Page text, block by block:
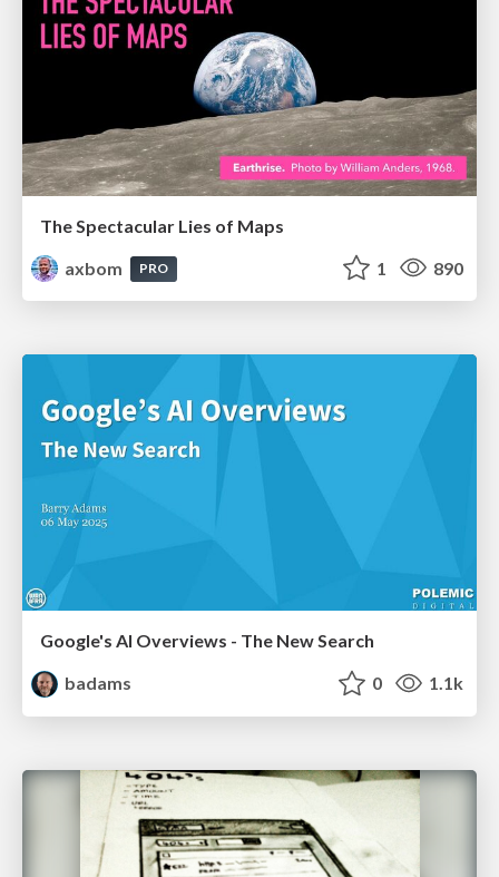
The Spectacular Lies of Maps
axbom
PRO 1 890
Google's AI Overviews - The New Search
badams
0 1.1k